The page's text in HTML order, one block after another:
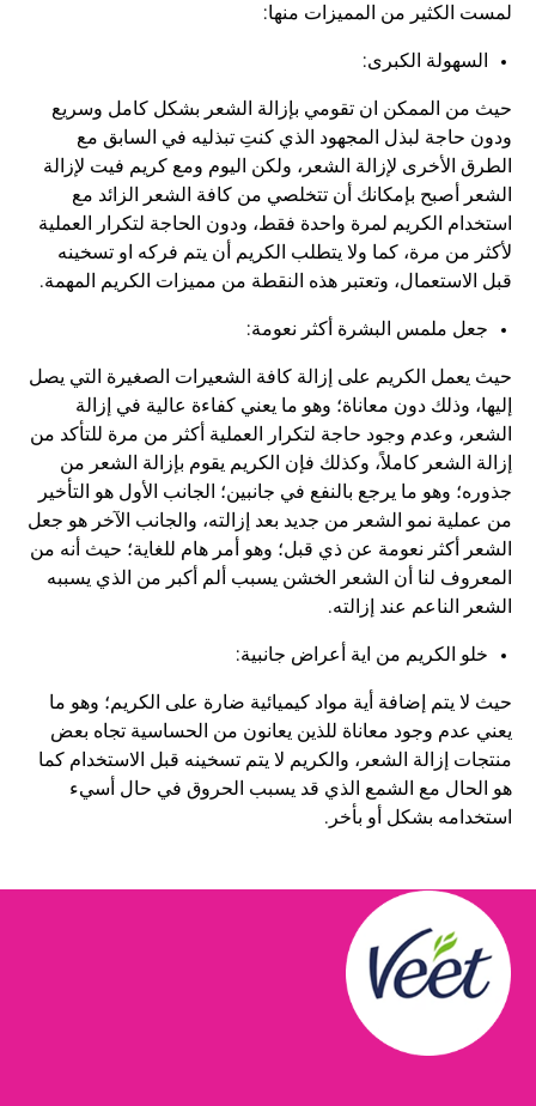
لمست الكثير من المميزات منها:
السهولة الكبرى:
حيث من الممكن ان تقومي بإزالة الشعر بشكل كامل وسريع
ودون حاجة لبذل المجهود الذي كنتِ تبذليه في السابق مع
الطرق الأخرى لإزالة الشعر، ولكن اليوم ومع كريم فيت لإزالة
الشعر أصبح بإمكانك أن تتخلصي من كافة الشعر الزائد مع
استخدام الكريم لمرة واحدة فقط، ودون الحاجة لتكرار العملية
لأكثر من مرة، كما ولا يتطلب الكريم أن يتم فركه او تسخينه
قبل الاستعمال، وتعتبر هذه النقطة من مميزات الكريم المهمة.
جعل ملمس البشرة أكثر نعومة:
حيث يعمل الكريم على إزالة كافة الشعيرات الصغيرة التي يصل
إليها، وذلك دون معاناة؛ وهو ما يعني كفاءة عالية في إزالة
الشعر، وعدم وجود حاجة لتكرار العملية أكثر من مرة للتأكد من
إزالة الشعر كاملاً، وكذلك فإن الكريم يقوم بإزالة الشعر من
جذوره؛ وهو ما يرجع بالنفع في جانبين؛ الجانب الأول هو التأخير
من عملية نمو الشعر من جديد بعد إزالته، والجانب الآخر هو جعل
الشعر أكثر نعومة عن ذي قبل؛ وهو أمر هام للغاية؛ حيث أنه من
المعروف لنا أن الشعر الخشن يسبب ألم أكبر من الذي يسببه
الشعر الناعم عند إزالته.
خلو الكريم من اية أعراض جانبية:
حيث لا يتم إضافة أية مواد كيميائية ضارة على الكريم؛ وهو ما
يعني عدم وجود معاناة للذين يعانون من الحساسية تجاه بعض
منتجات إزالة الشعر، والكريم لا يتم تسخينه قبل الاستخدام كما
هو الحال مع الشمع الذي قد يسبب الحروق في حال أسيء
استخدامه بشكل أو بأخر.